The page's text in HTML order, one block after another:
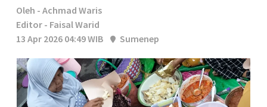
Oleh - Achmad Waris
Editor - Faisal Warid
13 Apr 2026 04:49 WIB
Sumenep